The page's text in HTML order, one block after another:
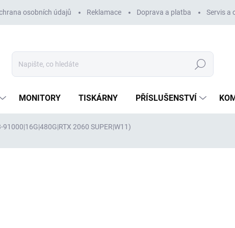
osobních údajů Reklamace Doprava a platba Servis a
Hledat
MONITORY TISKÁRNY PŘÍSLUŠENSTVÍ
2060 SUPER|W11)